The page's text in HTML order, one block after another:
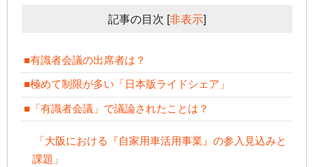
記事の目次 [非表示]
■有識者会議の出席者は？
■極めて制限が多い「日本版ライドシェア」
■「有識者会議」で議論されたことは？
「大阪における『自家用車活用事業』の参入見込みと
課題」